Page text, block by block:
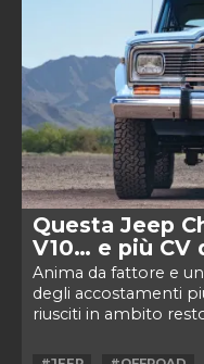
Questa Jeep
V10… e più CV
Anima da fattore e
degli accostamenti
riusciti in ambito